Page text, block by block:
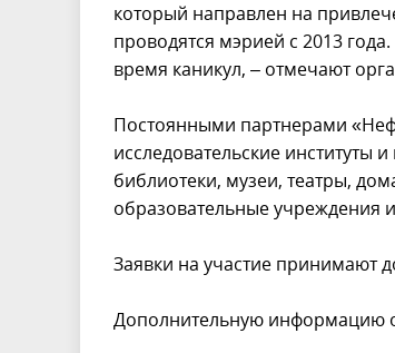
который направлен на
проводятся мэрией с 2013
время каникул, – отмечают
Постоянными партнерами
исследовательские институты
библиотеки, музеи, театры,
образовательные учреждения
Заявки на участие принимают
Дополнительную информацию